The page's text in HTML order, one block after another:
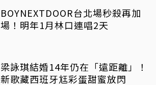
BOYNEXTDOOR台北場秒殺再加
場！明年1月林口連唱2天
梁詠琪結婚14年仍在「遠距離」！
新歌藏西班牙尪彩蛋甜蜜放閃